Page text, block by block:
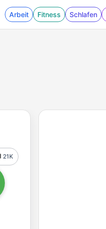
Arbeit Fitness Schlafen
21K